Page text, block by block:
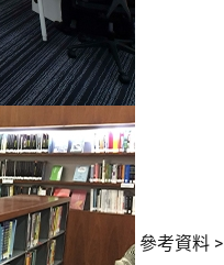
參考資料 >